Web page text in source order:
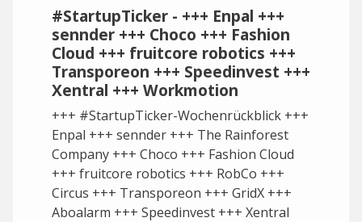
#StartupTicker - +++ Enpal +++
sennder +++ Choco +++ Fashion
Cloud +++ fruitcore robotics +++
Transporeon +++ Speedinvest +++
Xentral +++ Workmotion
+++ #StartupTicker-Wochenrückblick +++
Enpal +++ sennder +++ The Rainforest
Company +++ Choco +++ Fashion Cloud
+++ fruitcore robotics +++ RobCo +++
Circus +++ Transporeon +++ GridX +++
Aboalarm +++ Speedinvest +++ Xentral